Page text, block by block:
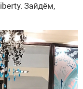
Зайдём,